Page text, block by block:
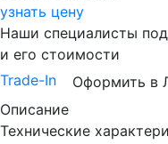
узнать цену
Наши специалисты
и его стоимости
Trade-In
Оформить в
Описание
Технические